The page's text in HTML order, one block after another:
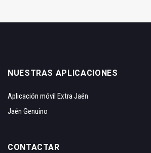
NUESTRAS APLICACIONES
Aplicación móvil Extra Jaén
Jaén Genuino
CONTACTAR